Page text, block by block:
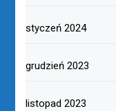
styczeń 2024
grudzień 2023
listopad 2023